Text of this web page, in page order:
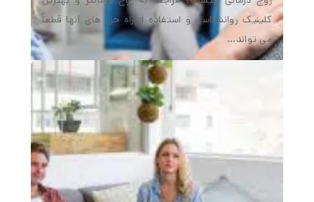
کلینیک روانشناسی و استفاده از راه‌ حل‌ های آنها قطعاً
می‌ تواند…